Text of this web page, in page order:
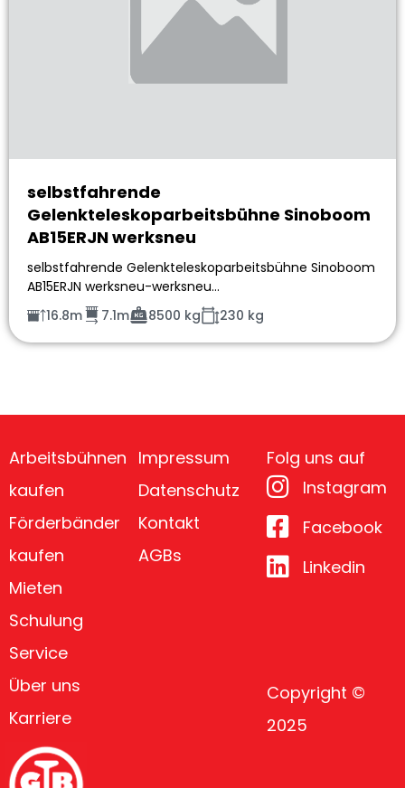
selbstfahrende
Gelenkteleskoparbeitsbühne Sinoboom
AB15ERJN werksneu
selbstfahrende Gelenkteleskoparbeitsbühne Sinoboom
AB15ERJN werksneu-werksneu…
16.8m
7.1m 8500 kg 230 kg
Arbeitsbühnen
kaufen
Förderbänder
kaufen
Mieten
Schulung
Service
Über uns
Karriere
Impressum
Datenschutz
Kontakt
AGBs
Folg uns auf
Instagram
Facebook
Linkedin
Copyright ©
2025